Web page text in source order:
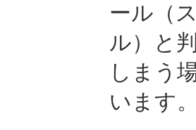
ール（
ル）と
しまう
います